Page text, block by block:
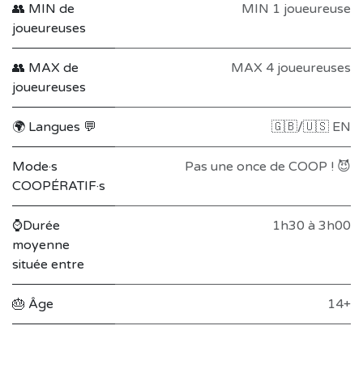
👥 MIN de
joueureuses
MIN 1 joueureuse
👥 MAX de
joueureuses
MAX 4 joueureuses
🌍 Langues 💬 🇬🇧/🇺🇸 EN
Mode·s
COOPÉRATIF·s
Pas une once de COOP ! 😈
⌚Durée
moyenne
située entre
1h30 à 3h00
🎂 Âge 14+